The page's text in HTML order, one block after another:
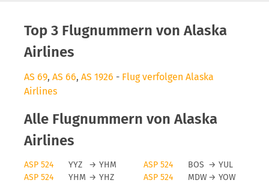
Top 3 Flugnummern von Alaska
Airlines
AS 69, AS 66, AS 1926 - Flug verfolgen Alaska
Airlines
Alle Flugnummern von Alaska
Airlines
ASP 524 YYZ → YHM ASP 524 BOS → YUL
ASP 524
YHM → YHZ ASP 524 MDW→ YOW